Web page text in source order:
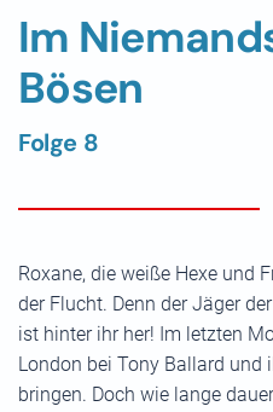
Im
Bösen
Folge 8
Roxane, die weiße Hexe und
der Flucht. Denn der Jäger
ist hinter ihr her! Im letzten
London bei Tony Ballard und
bringen. Doch wie lange